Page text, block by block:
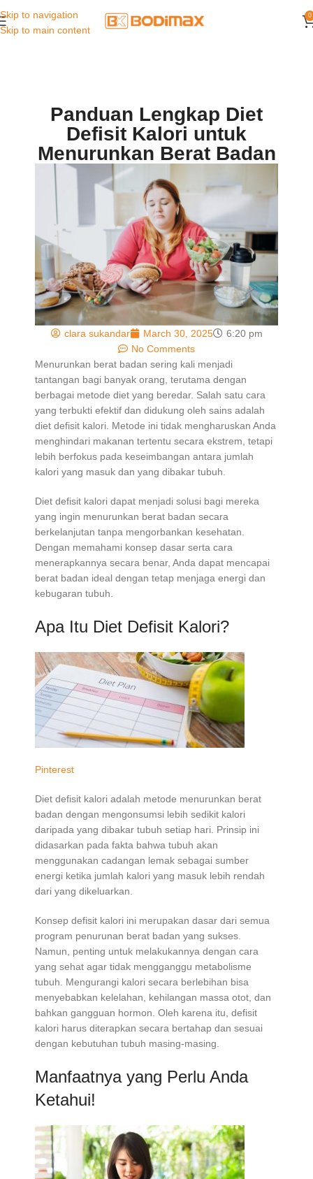
Skip to navigation
Skip to main content
0
Panduan Lengkap Diet
Defisit Kalori untuk
Menurunkan Berat Badan
clara sukandar March 30, 2025
6:20 pm
No Comments
Menurunkan berat badan sering kali menjadi
tantangan bagi banyak orang, terutama dengan
berbagai metode diet yang beredar. Salah satu cara
yang terbukti efektif dan didukung oleh sains adalah
diet defisit kalori. Metode ini tidak mengharuskan Anda
menghindari makanan tertentu secara ekstrem, tetapi
lebih berfokus pada keseimbangan antara jumlah
kalori yang masuk dan yang dibakar tubuh.
Diet defisit kalori dapat menjadi solusi bagi mereka
yang ingin menurunkan berat badan secara
berkelanjutan tanpa mengorbankan kesehatan.
Dengan memahami konsep dasar serta cara
menerapkannya secara benar, Anda dapat mencapai
berat badan ideal dengan tetap menjaga energi dan
kebugaran tubuh.
Apa Itu Diet Defisit Kalori?
Pinterest
Diet defisit kalori adalah metode menurunkan berat
badan dengan mengonsumsi lebih sedikit kalori
daripada yang dibakar tubuh setiap hari. Prinsip ini
didasarkan pada fakta bahwa tubuh akan
menggunakan cadangan lemak sebagai sumber
energi ketika jumlah kalori yang masuk lebih rendah
dari yang dikeluarkan.
Konsep defisit kalori ini merupakan dasar dari semua
program penurunan berat badan yang sukses.
Namun, penting untuk melakukannya dengan cara
yang sehat agar tidak mengganggu metabolisme
tubuh. Mengurangi kalori secara berlebihan bisa
menyebabkan kelelahan, kehilangan massa otot, dan
bahkan gangguan hormon. Oleh karena itu, defisit
kalori harus diterapkan secara bertahap dan sesuai
dengan kebutuhan tubuh masing-masing.
Manfaatnya yang Perlu Anda
Ketahui!